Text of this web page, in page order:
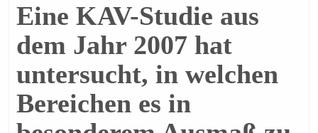
Eine KAV-Studie aus
dem Jahr 2007 hat
untersucht, in welchen
Bereichen es in